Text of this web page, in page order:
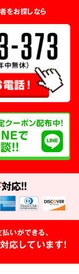
をお探しなら
対応!!
いができる、
応しています!